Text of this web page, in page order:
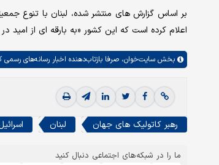
بر اساس گزارش های منتشر شده، لبنان با تنوع
اعلام کرده است که این کشور «به بارقه ای از امید در
بخش سایت‌خوان، صرفا بازتاب‌دهنده اخبار رسانه‌های
رهبر کاتولیک های جهان لبنان
ما را در شبکه‌های اجتماعی دنبال کنید